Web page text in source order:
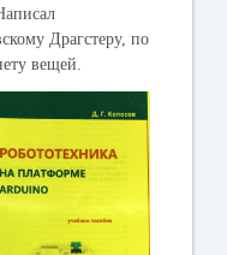
Драгстеру, по
вещей.